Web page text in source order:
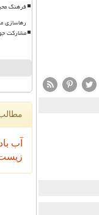
فرهنگ
رهاسازی
مشارکت
آب باد